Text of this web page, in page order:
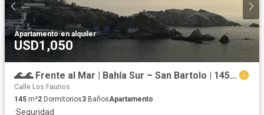
Apartamento·en alquiler
USD1,050
🌊🌊 Frente al Mar | Bahía Sur – San Bartolo | 145 m² Amoblado
Calle Los Faunos
145 m²2 Dormitorios3 BañosApartamento
·Seguridad